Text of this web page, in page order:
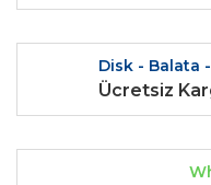
Disk - Balata
Ücretsiz